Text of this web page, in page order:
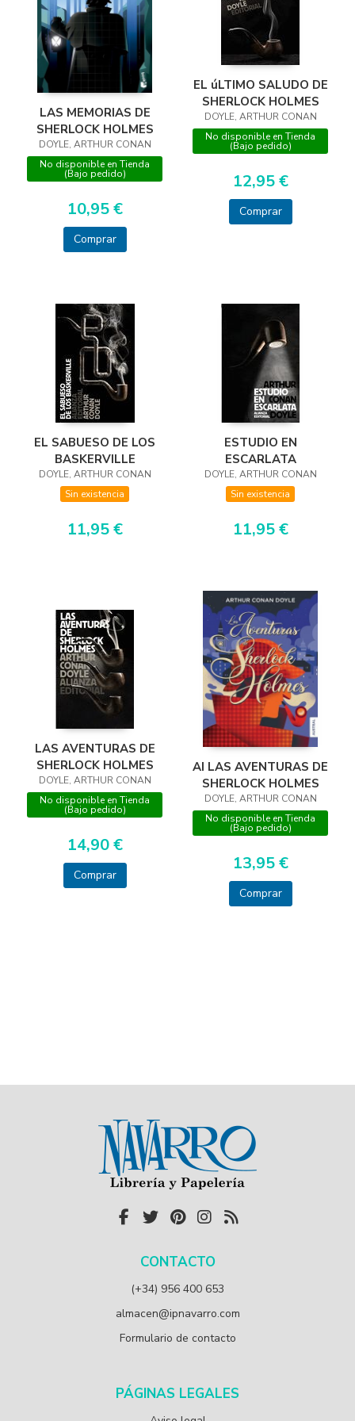
LAS MEMORIAS DE
SHERLOCK HOLMES
DOYLE, ARTHUR CONAN
No disponible en Tienda
(Bajo pedido)
10,95 €
Comprar
EL úLTIMO SALUDO DE
SHERLOCK HOLMES
DOYLE, ARTHUR CONAN
No disponible en Tienda
(Bajo pedido)
12,95 €
Comprar
EL SABUESO DE LOS
BASKERVILLE
DOYLE, ARTHUR CONAN
Sin existencia
11,95 €
ESTUDIO EN
ESCARLATA
DOYLE, ARTHUR CONAN
Sin existencia
11,95 €
LAS AVENTURAS DE
SHERLOCK HOLMES
DOYLE, ARTHUR CONAN
No disponible en Tienda
(Bajo pedido)
14,90 €
Comprar
AI LAS AVENTURAS DE
SHERLOCK HOLMES
DOYLE, ARTHUR CONAN
No disponible en Tienda
(Bajo pedido)
13,95 €
Comprar
CONTACTO
(+34) 956 400 653
almacen@ipnavarro.com
Formulario de contacto
PÁGINAS LEGALES